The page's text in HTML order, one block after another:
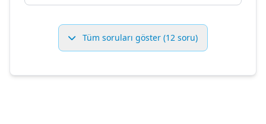
Tüm soruları göster (12 soru)